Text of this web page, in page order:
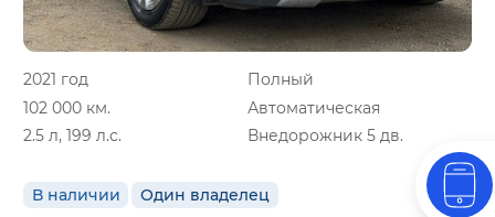
2021 год
Полный
102 000 км.
Автоматическая
2.5 л, 199 л.с.
Внедорожник 5 дв.
В наличии Один владелец